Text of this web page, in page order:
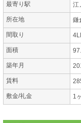
最寄り駅 江
所在地 鎌
間取り
面積
築年月
賃料
敷金/礼金 1